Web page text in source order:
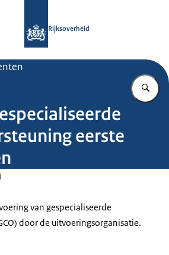
Rijksoverheid
eerste
van gespecialiseerde
door de uitvoeringsorganisatie.